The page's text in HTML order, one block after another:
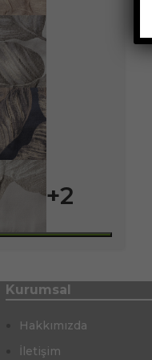
+2
Kurumsal
Hakkımızda
İletişim